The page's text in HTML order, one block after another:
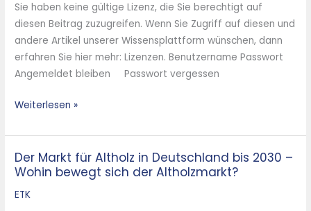
Sie haben keine gültige Lizenz, die Sie berechtigt auf
diesen Beitrag zuzugreifen. Wenn Sie Zugriff auf diesen und
andere Artikel unserer Wissensplattform wünschen, dann
erfahren Sie hier mehr: Lizenzen. Benutzername Passwort
Angemeldet bleiben Passwort vergessen
Weiterlesen »
Der Markt für Altholz in Deutschland bis 2030 –
Wohin bewegt sich der Altholzmarkt?
ETK
Der
Markt
für